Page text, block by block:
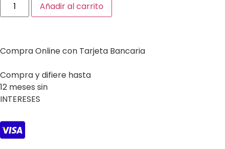
Añadir al carrito
Compra Online con Tarjeta Bancaria
Compra y difiere hasta
12 meses sin
INTERESES